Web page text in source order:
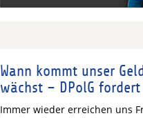
Wann kommt unser
wächst – DPolG
Immer wieder erreichen uns